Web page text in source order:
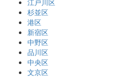
杉並区
港区
新宿区
中野区
品川区
中央区
文京区